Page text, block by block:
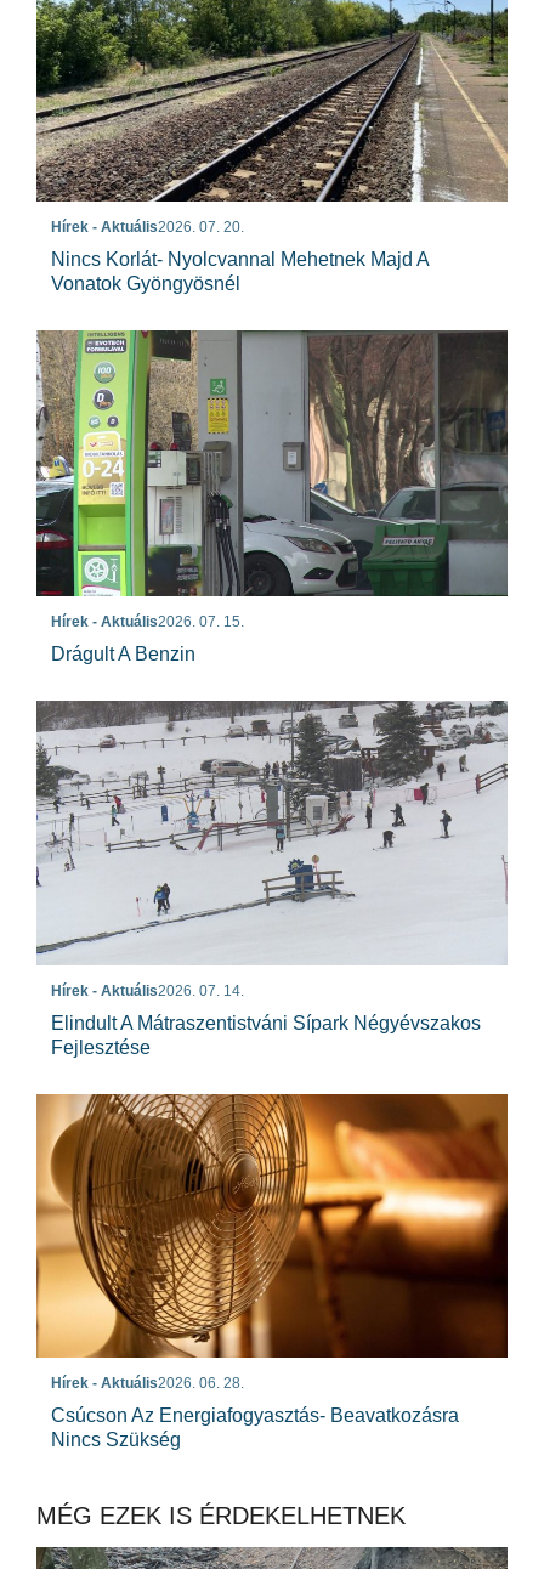
Hírek - Aktuális2026. 07. 20.
Nincs Korlát- Nyolcvannal Mehetnek Majd A
Vonatok Gyöngyösnél
Hírek - Aktuális2026. 07. 15.
Drágult A Benzin
Hírek - Aktuális2026. 07. 14.
Elindult A Mátraszentistváni Sípark Négyévszakos
Fejlesztése
Hírek - Aktuális2026. 06. 28.
Csúcson Az Energiafogyasztás- Beavatkozásra
Nincs Szükség
MÉG EZEK IS ÉRDEKELHETNEK